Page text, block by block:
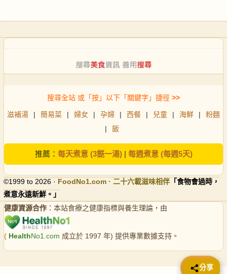
搜尋全站 或「按」以下「關鍵字」捷徑 >>
滋補湯 | 簡易菜 | 婦女 | 孕婦 | 西餐 | 兒童 | 海鮮 |
粉麵
|
飯
推薦： 每天煮意 (3餸一湯)| 每週煮意 (每週5天)
©1999 to 2026 · FoodNo1.com · 二十六載滋味相伴 「食物會過時，
煮意永遠新鮮。」
健康資源合作 ：本站食療之健康指標與養生理論，由
( HealthNo1.com 成立於 1997 年) 提供專業數據支持。
📤 分享
分享